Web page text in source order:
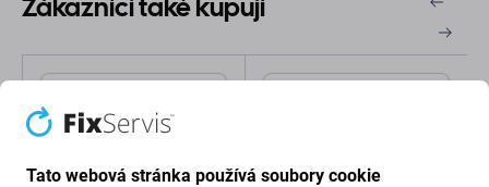
Zákazníci také kupují
Tato webová stránka používá soubory cookie